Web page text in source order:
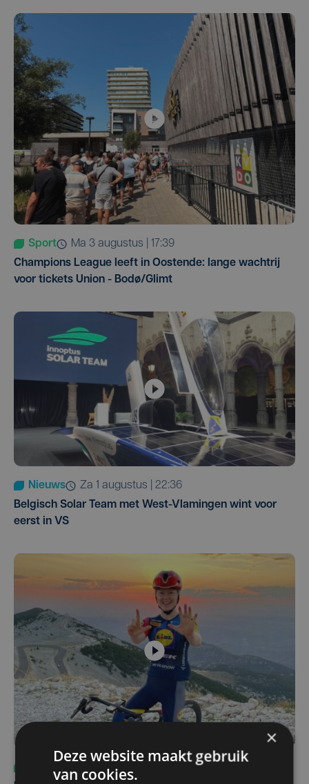
Sport
ma 3 augustus | 17:39
Champions League leeft in Oostende: lange wachtrij
voor tickets Union - Bodø/Glimt
Nieuws
za 1 augustus | 22:36
Belgisch Solar Team met West-Vlamingen wint voor
eerst in VS
do 6 augustus | 10:49
×
Deze website maakt gebruik
van cookies.